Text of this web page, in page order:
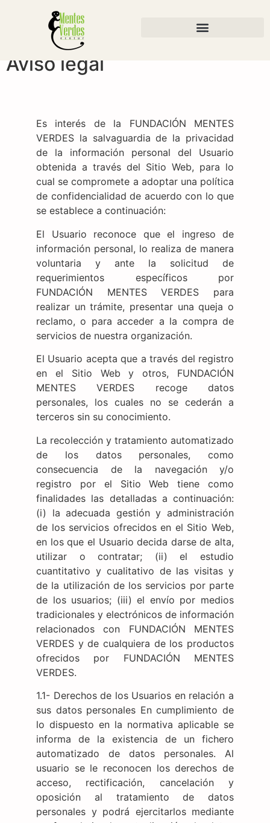
Todos los derechos reservados – Mentes Verdes Ecotur 2024
Aviso legal
Es interés de la FUNDACIÓN MENTES
VERDES la salvaguardia de la privacidad
de la información personal del Usuario
obtenida a través del Sitio Web, para lo
cual se compromete a adoptar una política
de confidencialidad de acuerdo con lo que
se establece a continuación:
El Usuario reconoce que el ingreso de
información personal, lo realiza de manera
voluntaria y ante la solicitud de
requerimientos específicos por
FUNDACIÓN MENTES VERDES para
realizar un trámite, presentar una queja o
reclamo, o para acceder a la compra de
servicios de nuestra organización.
El Usuario acepta que a través del registro
en el Sitio Web y otros, FUNDACIÓN
MENTES VERDES recoge datos
personales, los cuales no se cederán a
terceros sin su conocimiento.
La recolección y tratamiento automatizado
de los datos personales, como
consecuencia de la navegación y/o
registro por el Sitio Web tiene como
finalidades las detalladas a continuación:
(i) la adecuada gestión y administración
de los servicios ofrecidos en el Sitio Web,
en los que el Usuario decida darse de alta,
utilizar o contratar; (ii) el estudio
cuantitativo y cualitativo de las visitas y
de la utilización de los servicios por parte
de los usuarios; (iii) el envío por medios
tradicionales y electrónicos de información
relacionados con FUNDACIÓN MENTES
VERDES y de cualquiera de los productos
ofrecidos por FUNDACIÓN MENTES
VERDES.
1.1- Derechos de los Usuarios en relación a
sus datos personales En cumplimiento de
lo dispuesto en la normativa aplicable se
informa de la existencia de un fichero
automatizado de datos personales. Al
usuario se le reconocen los derechos de
acceso, rectificación, cancelación y
oposición al tratamiento de datos
personales y podrá ejercitarlos mediante